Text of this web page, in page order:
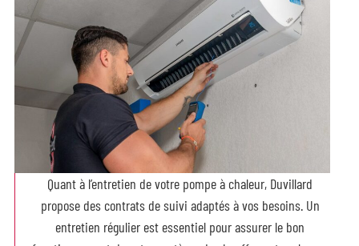
Quant à l’entretien de votre pompe à chaleur, Duvillard
propose des contrats de suivi adaptés à vos besoins. Un
entretien régulier est essentiel pour assurer le bon